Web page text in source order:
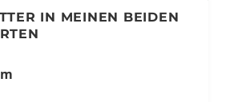
IN MEINEN BEIDEN